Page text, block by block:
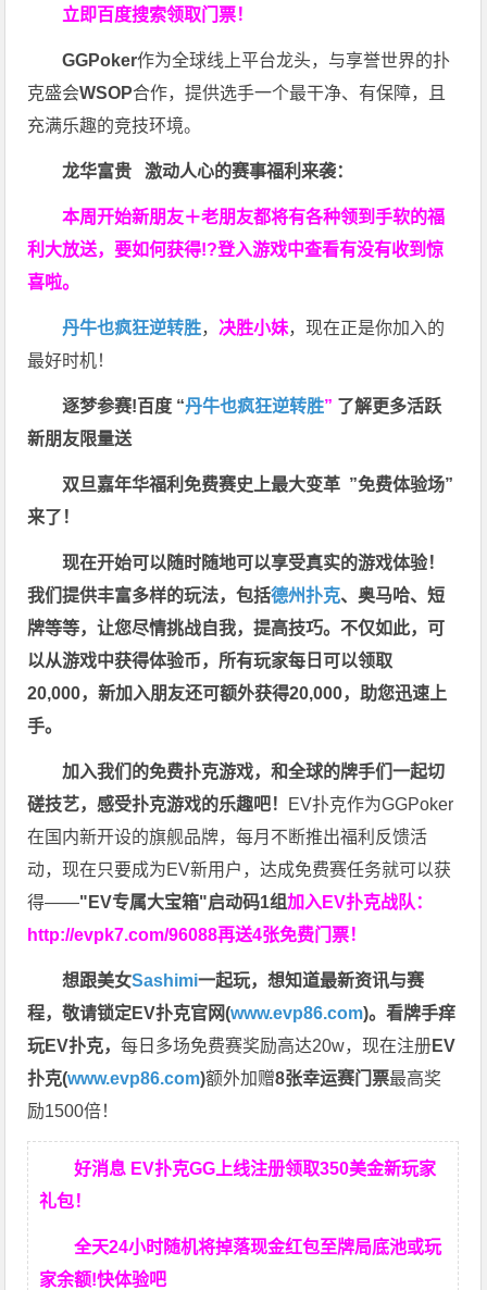
立即百度搜索领取门票！
GGPoker作为全球线上平台龙头，与享誉世界的扑
克盛会WSOP合作，提供选手一个最干净、有保障，且
充满乐趣的竞技环境。
龙华富贵 激动人心的赛事福利来袭：
本周开始新朋友＋老朋友都将有各种领到手软的福
利大放送，要如何获得!?登入游戏中查看有没有收到惊
喜啦。
丹牛也疯狂逆转胜， 决胜小妹，现在正是你加入的
最好时机！
逐梦参赛!百度 “丹牛也疯狂逆转胜” 了解更多活跃
新朋友限量送
双旦嘉年华福利免费赛史上最大变革 ”免费体验场”
来了！
现在开始可以随时随地可以享受真实的游戏体验！
我们提供丰富多样的玩法，包括德州扑克、奥马哈、短
牌等等，让您尽情挑战自我，提高技巧。不仅如此， 可
以从游戏中获得体验币，所有玩家每日可以领取
20,000，新加入朋友还可额外获得20,000，助您迅速上
手。
加入我们的免费扑克游戏，和全球的牌手们一起切
磋技艺，感受扑克游戏的乐趣吧！ EV扑克作为GGPoker
在国内新开设的旗舰品牌，每月不断推出福利反馈活
动，现在只要成为EV新用户，达成免费赛任务就可以获
得——"EV专属大宝箱"启动码1组加入EV扑克战队：
http://evpk7.com/96088再送4张免费门票！
想跟美女Sashimi一起玩，想知道最新资讯与赛
程，敬请锁定EV扑克官网(www.evp86.com)。看牌手痒
玩EV扑克，每日多场免费赛奖励高达20w，现在注册EV
扑克(www.evp86.com)额外加赠8张幸运赛门票最高奖
励1500倍！
好消息 EV扑克GG上线注册领取350美金新玩家
礼包！
全天24小时随机将掉落现金红包至牌局底池或玩
家余额!快体验吧